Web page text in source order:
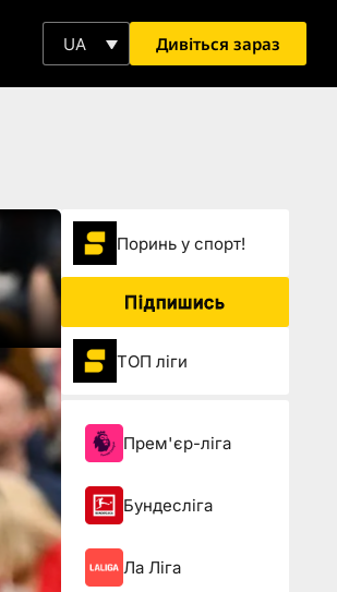
UA Дивіться зараз
Поринь у спорт!
Підпишись
ТОП ліги
Прем'єр-ліга
Бундесліга
Ла Ліга